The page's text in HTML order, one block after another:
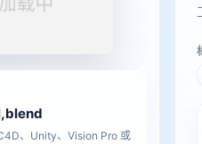
、Unity、Vision Pro 或